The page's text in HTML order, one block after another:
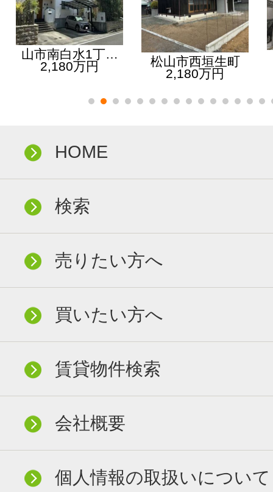
山市南白水1丁…
2,180万円
松山市西垣生町
2,180万円
HOME
検索
売りたい方へ
買いたい方へ
賃貸物件検索
会社概要
個人情報の取扱いについて